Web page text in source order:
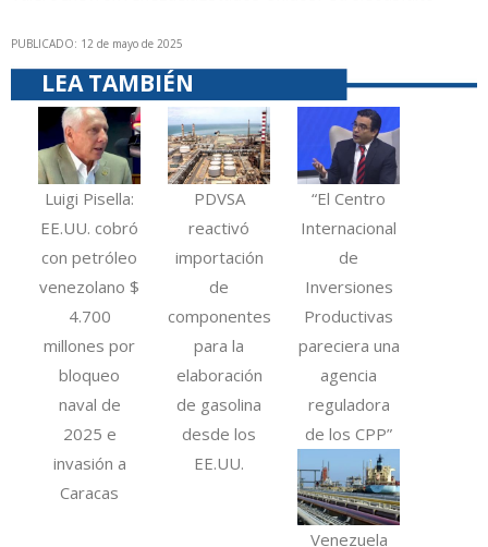
PUBLICADO: 12 de mayo de 2025
LEA TAMBIÉN
Luigi Pisella:
EE.UU. cobró
con petróleo
venezolano $
4.700
millones por
bloqueo
naval de
2025 e
invasión a
Caracas
PDVSA
reactivó
importación
de
componentes
para la
elaboración
de gasolina
desde los
EE.UU.
“El Centro
Internacional
de
Inversiones
Productivas
pareciera una
agencia
reguladora
de los CPP”
Venezuela